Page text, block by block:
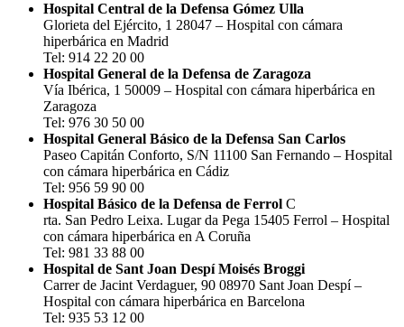
Hospital Central de la Defensa Gómez Ulla
Glorieta del Ejército, 1 28047 – Hospital con cámara
hiperbárica en Madrid
Tel: 914 22 20 00
Hospital General de la Defensa de Zaragoza
Vía Ibérica, 1 50009 – Hospital con cámara hiperbárica en
Zaragoza
Tel: 976 30 50 00
Hospital General Básico de la Defensa San Carlos
Paseo Capitán Conforto, S/N 11100 San Fernando – Hospital
con cámara hiperbárica en Cádiz
Tel: 956 59 90 00
Hospital Básico de la Defensa de Ferrol C
rta. San Pedro Leixa. Lugar da Pega 15405 Ferrol – Hospital
con cámara hiperbárica en A Coruña
Tel: 981 33 88 00
Hospital de Sant Joan Despí Moisés Broggi
Carrer de Jacint Verdaguer, 90 08970 Sant Joan Despí –
Hospital con cámara hiperbárica en Barcelona
Tel: 935 53 12 00